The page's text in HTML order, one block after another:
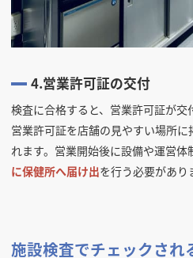
4.営業許可証の交付
検査に合格すると、営業許可証が交
営業許可証を店舗の見やすい場所
れます。営業開始後に設備や運営体
に保健所へ届け出を行う必要があり
施設検査でチェックされ